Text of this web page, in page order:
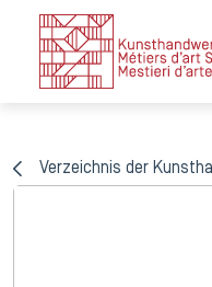
Verzeichnis der